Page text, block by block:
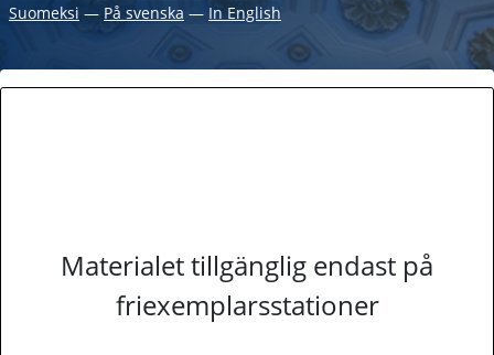
Suomeksi ― På svenska ― In English
Materialet tillgänglig endast på
friexemplarsstationer